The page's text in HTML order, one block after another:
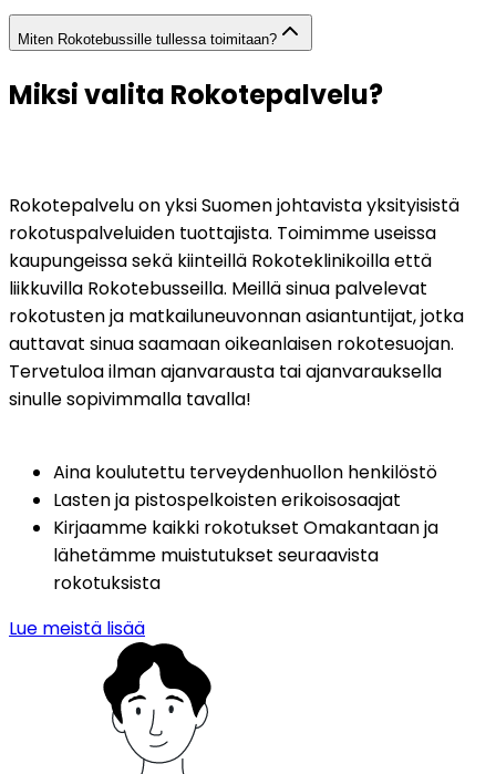
Miten Rokotebussille tullessa toimitaan?
Miksi valita Rokotepalvelu?
Rokotepalvelu on yksi Suomen johtavista yksityisistä
rokotuspalveluiden tuottajista. Toimimme useissa
kaupungeissa sekä kiinteillä Rokoteklinikoilla että
liikkuvilla Rokotebusseilla. Meillä sinua palvelevat
rokotusten ja matkailuneuvonnan asiantuntijat, jotka
auttavat sinua saamaan oikeanlaisen rokotesuojan.
Tervetuloa ilman ajanvarausta tai ajanvarauksella
sinulle sopivimmalla tavalla!
Aina koulutettu terveydenhuollon henkilöstö
Lasten ja pistospelkoisten erikoisosaajat
Kirjaamme kaikki rokotukset Omakantaan ja
lähetämme muistutukset seuraavista
rokotuksista
Lue meistä lisää